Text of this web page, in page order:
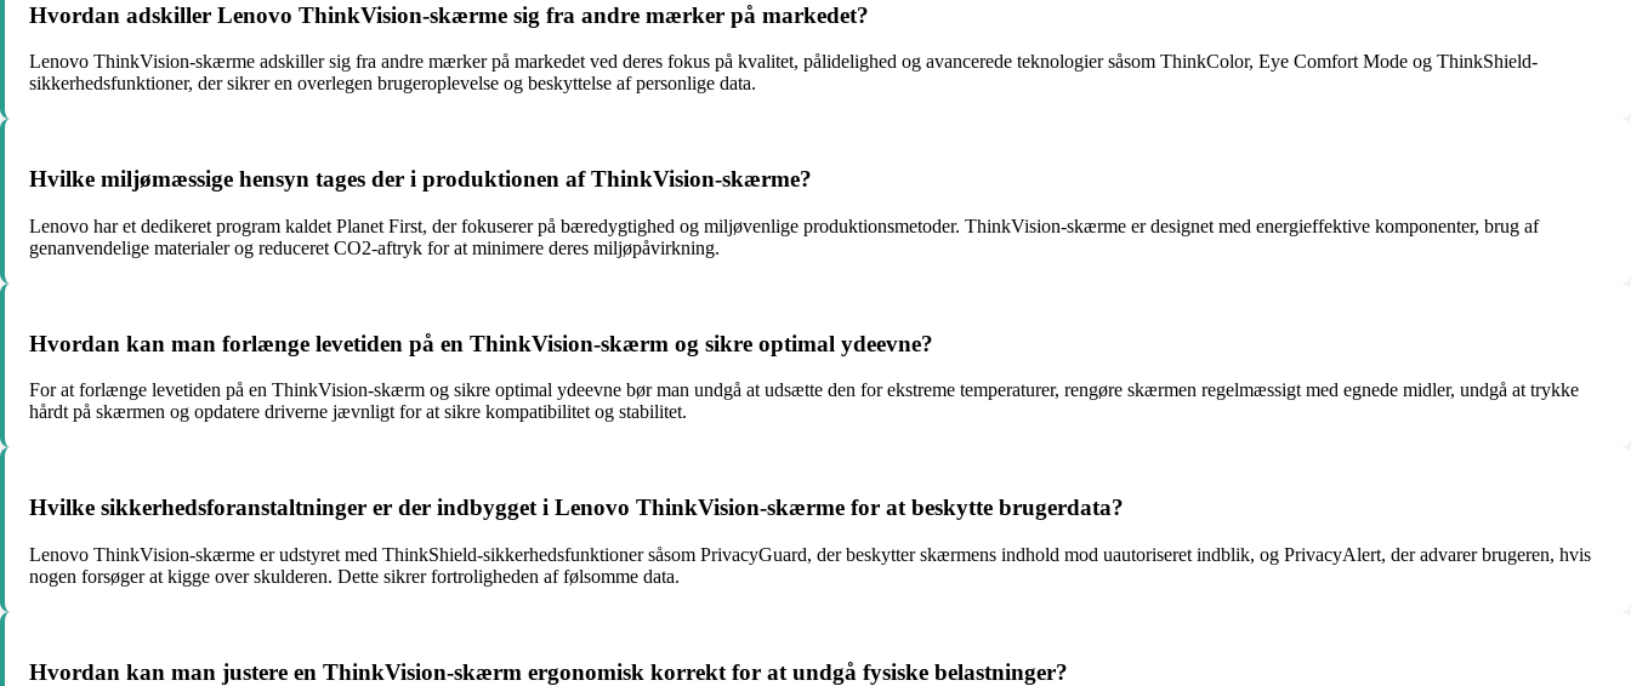
Hvordan adskiller Lenovo ThinkVision-skærme sig fra andre mærker på markedet?
Lenovo ThinkVision-skærme adskiller sig fra andre mærker på markedet ved deres fokus på kvalitet, pålidelighed og avancerede teknologier såsom ThinkColor, Eye Comfort Mode og ThinkShield-
sikkerhedsfunktioner, der sikrer en overlegen brugeroplevelse og beskyttelse af personlige data.
Hvilke miljømæssige hensyn tages der i produktionen af ThinkVision-skærme?
Lenovo har et dedikeret program kaldet Planet First, der fokuserer på bæredygtighed og miljøvenlige produktionsmetoder. ThinkVision-skærme er designet med energieffektive komponenter, brug af
genanvendelige materialer og reduceret CO2-aftryk for at minimere deres miljøpåvirkning.
Hvordan kan man forlænge levetiden på en ThinkVision-skærm og sikre optimal ydeevne?
For at forlænge levetiden på en ThinkVision-skærm og sikre optimal ydeevne bør man undgå at udsætte den for ekstreme temperaturer, rengøre skærmen regelmæssigt med egnede midler, undgå at trykke
hårdt på skærmen og opdatere driverne jævnligt for at sikre kompatibilitet og stabilitet.
Hvilke sikkerhedsforanstaltninger er der indbygget i Lenovo ThinkVision-skærme for at beskytte brugerdata?
Lenovo ThinkVision-skærme er udstyret med ThinkShield-sikkerhedsfunktioner såsom PrivacyGuard, der beskytter skærmens indhold mod uautoriseret indblik, og PrivacyAlert, der advarer brugeren, hvis
nogen forsøger at kigge over skulderen. Dette sikrer fortroligheden af følsomme data.
Hvordan kan man justere en ThinkVision-skærm ergonomisk korrekt for at undgå fysiske belastninger?